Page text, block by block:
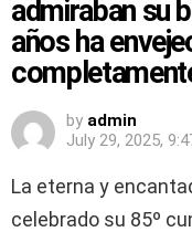
admiraban su
años ha
by admin
July 29, 2025,
La eterna y
celebrado su 85º